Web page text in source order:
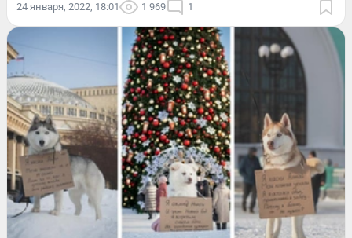
24 января, 2022, 18:01 1 969 1